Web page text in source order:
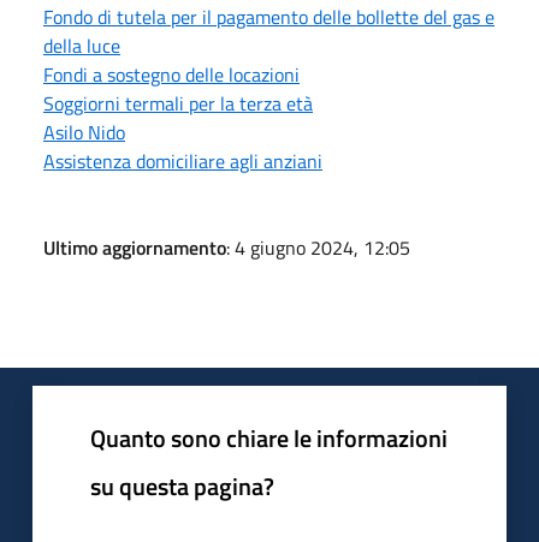
Fondo di tutela per il pagamento delle bollette del gas e
della luce
Fondi a sostegno delle locazioni
Soggiorni termali per la terza età
Asilo Nido
Assistenza domiciliare agli anziani
Ultimo aggiornamento: 4 giugno 2024, 12:05
Quanto sono chiare le informazioni
su questa pagina?